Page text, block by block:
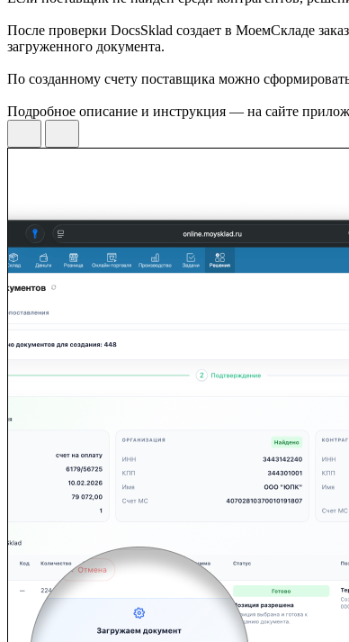
После проверки DocsSklad создает в МоемСкладе
загруженного документа.
По созданному счету поставщика можно
Подробное описание и инструкция — на сайте